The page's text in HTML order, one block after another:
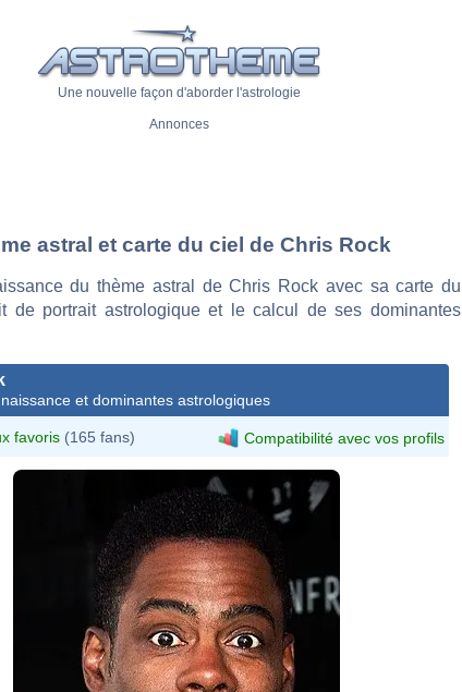
Une nouvelle façon d'aborder l'astrologie
Annonces
astral et carte du ciel de Chris Rock
du thème astral de Chris Rock avec sa carte du
de portrait astrologique et le calcul de ses dominantes
et dominantes astrologiques
favoris (165 fans) Compatibilité avec vos profils